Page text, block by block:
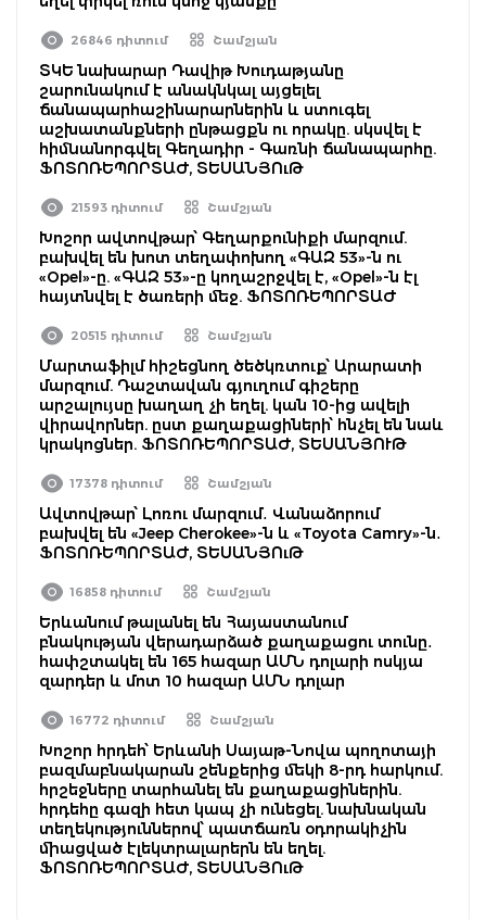
26846 դիտում Շամշյան
ՏԿԵ նախարար Դավիթ Խուդաթյանը
շարունակում է անակնկալ այցելել
ճանապարհաշինարարներին և ստուգել
աշխատանքների ընթացքն ու որակը. սկսվել է
հիմնանորգվել Գեղադիր - Գառնի ճանապարհը.
ՖՈՏՈՌԵՊՈՐՏԱԺ, ՏԵՍԱՆՅՈւԹ
21593 դիտում Շամշյան
Խոշոր ավտովթար՝ Գեղարքունիքի մարզում.
բախվել են խոտ տեղափոխող «ԳԱԶ 53»-ն ու
«Opel»-ը. «ԳԱԶ 53»-ը կողաշրջվել է, «Opel»-ն էլ
հայտնվել է ծառերի մեջ. ՖՈՏՈՌԵՊՈՐՏԱԺ
20515 դիտում Շամշյան
Մարտաֆիլմ հիշեցնող ծեծկռտուք՝ Արարատի
մարզում. Դաշտավան գյուղում գիշերը
արշալույսը խաղաղ չի եղել. կան 10-ից ավելի
վիրավորներ. ըստ քաղաքացիների՝ հնչել են նաև
կրակոցներ. ՖՈՏՈՌԵՊՈՐՏԱԺ, ՏԵՍԱՆՅՈՒԹ
17378 դիտում Շամշյան
Ավտովթար՝ Լոռու մարզում․ Վանաձորում
բախվել են «Jeep Cherokee»-ն և «Toyota Camry»-ն․
ՖՈՏՈՌԵՊՈՐՏԱԺ, ՏԵՍԱՆՅՈւԹ
16858 դիտում Շամշյան
Երևանում թալանել են Հայաստանում
բնակության վերադարձած քաղաքացու տունը․
հափշտակել են 165 հազար ԱՄՆ դոլարի ոսկյա
զարդեր և մոտ 10 հազար ԱՄՆ դոլար
16772 դիտում Շամշյան
Խոշոր հրդեհ՝ Երևանի Սայաթ-Նովա պողոտայի
բազմաբնակարան շենքերից մեկի 8-րդ հարկում.
հրշեջները տարհանել են քաղաքացիներին.
հրդեհը գազի հետ կապ չի ունեցել. նախնական
տեղեկություններով՝ պատճառն օդորակիչին
միացված էլեկտրալարերն են եղել.
ՖՈՏՈՌԵՊՈՐՏԱԺ, ՏԵՍԱՆՅՈւԹ